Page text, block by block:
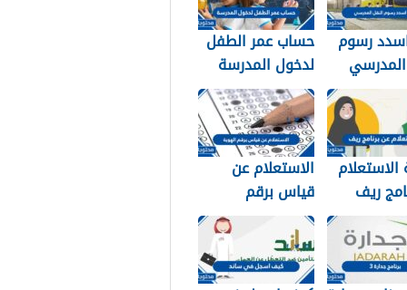
رسوم
حساب عمر الطفل
لدخول المدرسة
1448
ريف
1448
الاستعلام عن
قياس برقم
الهوية 1448
services.qiyas.s
a